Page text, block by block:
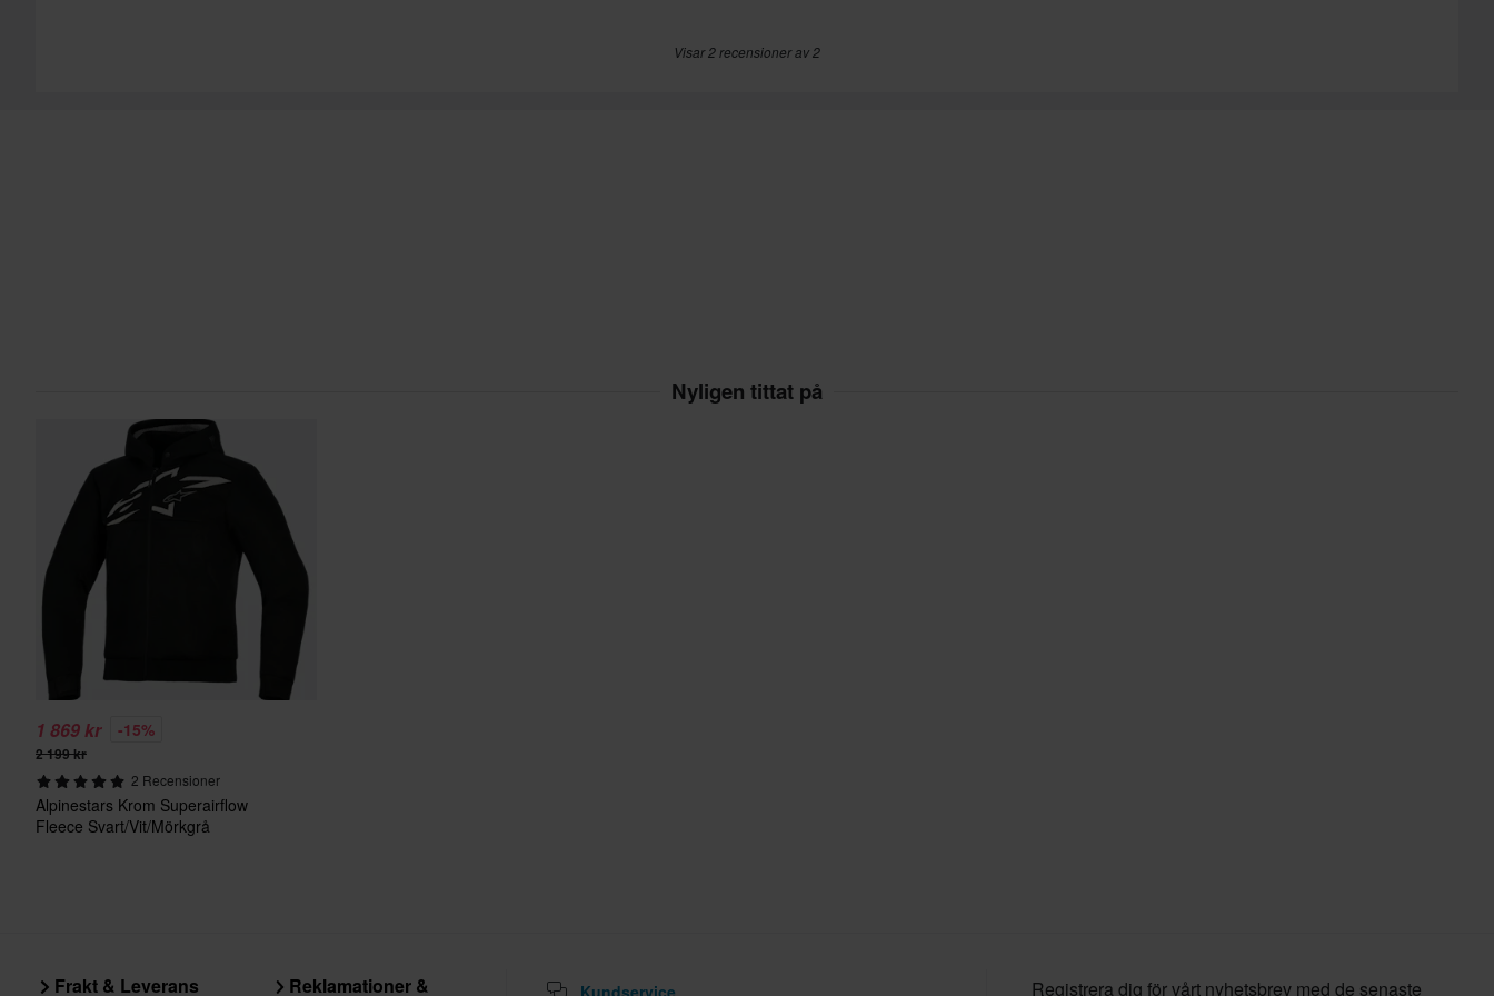
Visar 2 recensioner av 2
Nyligen tittat på
1 869 kr -15%
2 199 kr
2 Recensioner
Alpinestars Krom Superairflow
Fleece Svart/Vit/Mörkgrå
Frakt & Leverans Reklamationer & Kundservice Registrera dig för vårt nyhetsbrev med de senaste